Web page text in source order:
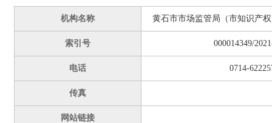
机构名称 黄石市市场监管局（市知识产
索引号 000014349/
电话 0714-
传真
网站链接